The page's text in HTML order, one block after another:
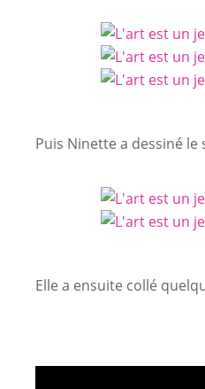
Puis Ninette a dessiné le
Elle a ensuite collé